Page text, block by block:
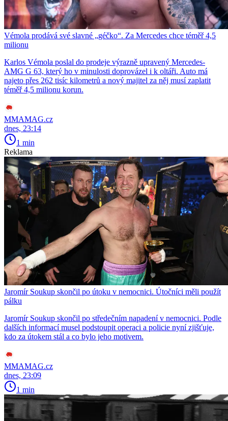
Vémola prodává své slavné „géčko“. Za Mercedes chce téměř 4,5
milionu
Karlos Vémola poslal do prodeje výrazně upravený Mercedes-
AMG G 63, který ho v minulosti doprovázel i k oltáři. Auto má
najeto přes 262 tisíc kilometrů a nový majitel za něj musí zaplatit
téměř 4,5 milionu korun.
MMAMAG.cz
dnes, 23:14
1 min
Reklama
Jaromír Soukup skončil po útoku v nemocnici. Útočníci měli použít
pálku
Jaromír Soukup skončil po středečním napadení v nemocnici. Podle
dalších informací musel podstoupit operaci a policie nyní zjišťuje,
kdo za útokem stál a co bylo jeho motivem.
MMAMAG.cz
dnes, 23:09
1 min